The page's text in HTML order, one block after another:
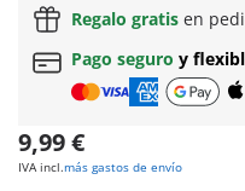
Regalo gratis en
Pago seguro y
9,99 €
IVA incl.más gastos de envío